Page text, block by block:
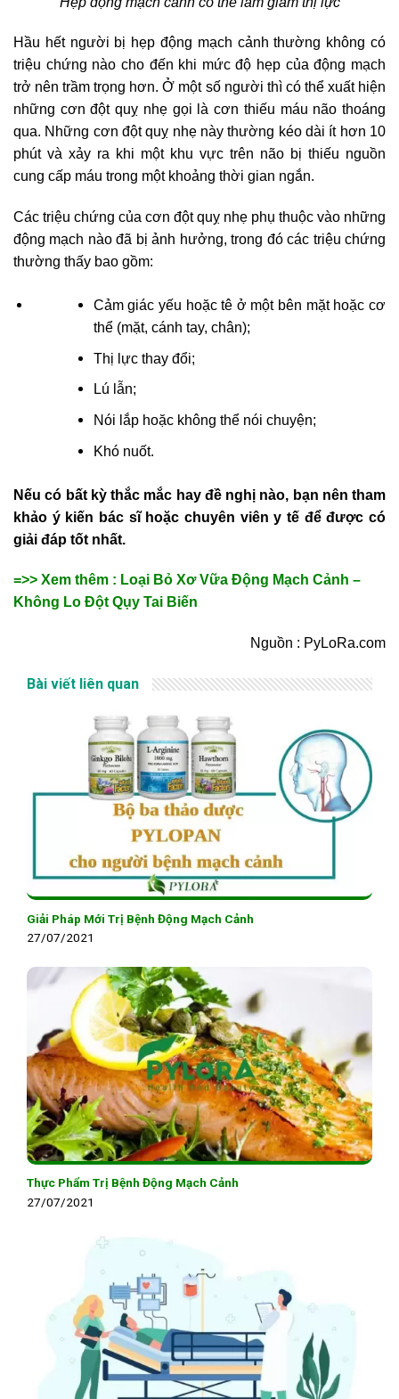
Hầu hết người bị hẹp động mạch cảnh thường không có
triệu chứng nào cho đến khi mức độ hẹp của động mạch
trở nên trầm trọng hơn. Ở một số người thì có thể xuất hiện
những cơn đột quỵ nhẹ gọi là cơn thiếu máu não thoáng
qua. Những cơn đột quỵ nhẹ này thường kéo dài ít hơn 10
phút và xảy ra khi một khu vực trên não bị thiếu nguồn
cung cấp máu trong một khoảng thời gian ngắn.
Các triệu chứng của cơn đột quỵ nhẹ phụ thuộc vào những
động mạch nào đã bị ảnh hưởng, trong đó các triệu chứng
thường thấy bao gồm:
Cảm giác yếu hoặc tê ở một bên mặt hoặc cơ
thể (mặt, cánh tay, chân);
Thị lực thay đổi;
Lú lẫn;
Nói lắp hoặc không thể nói chuyện;
Khó nuốt.
Nếu có bất kỳ thắc mắc hay đề nghị nào, bạn nên tham
khảo ý kiến bác sĩ hoặc chuyên viên y tế để được có
giải đáp tốt nhất.
=>> Xem thêm : Loại Bỏ Xơ Vữa Động Mạch Cảnh –
Không Lo Đột Qụy Tai Biến
Nguồn : PyLoRa.com
Bài viết liên quan
Giải Pháp Mới Trị Bệnh Động Mạch Cảnh
27/07/2021
Thực Phẩm Trị Bệnh Động Mạch Cảnh
27/07/2021